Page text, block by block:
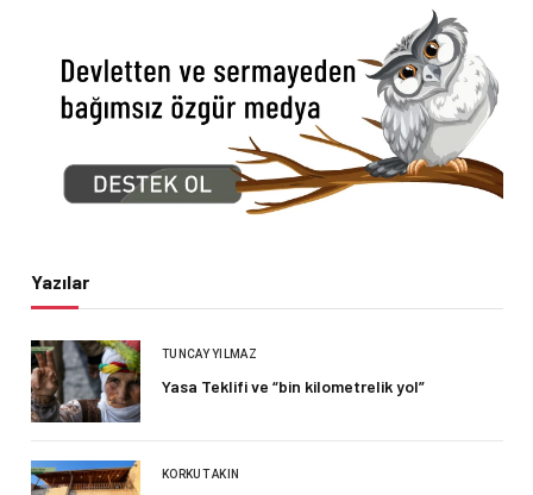
Yazılar
TUNCAY YILMAZ
Yasa Teklifi ve “bin kilometrelik yol”
KORKUT AKIN